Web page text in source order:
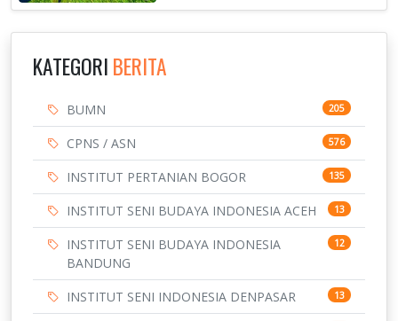
KATEGORI BERITA
BUMN 205
CPNS / ASN 576
INSTITUT PERTANIAN BOGOR 135
INSTITUT SENI BUDAYA INDONESIA ACEH 13
INSTITUT SENI BUDAYA INDONESIA
BANDUNG
12
INSTITUT SENI INDONESIA DENPASAR 13